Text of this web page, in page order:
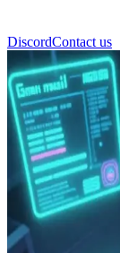
DiscordContact us